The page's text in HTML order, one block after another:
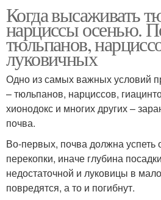
Когда высаживать
нарциссы осенью.
тюльпанов,
луковичных
Одно из самых важных условий
– тюльпанов, нарциссов,
хионодокс и многих других –
почва.
Во-первых, почва должна успеть
перекопки, иначе глубина
недостаточной и луковицы в
повредятся, а то и погибнут.